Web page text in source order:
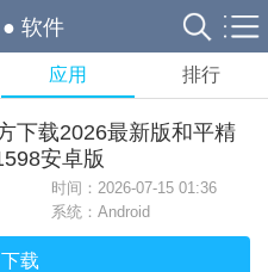
● 软件
应用 排行
下载2026最新版和平精
安卓版
时间：2026-07-15 01:36
系统：Android
载